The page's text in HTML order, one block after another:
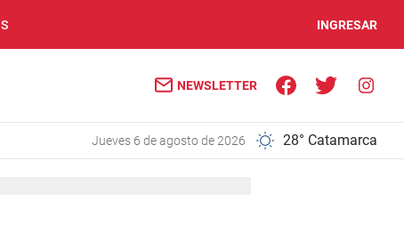
INGRESAR
NEWSLETTER
jueves 6 de agosto de 2026 28° Catamarca